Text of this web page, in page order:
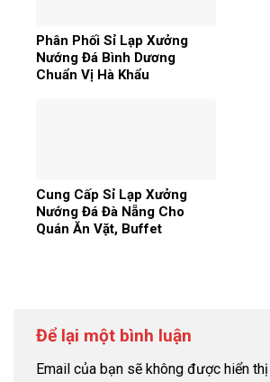
Phân Phối Sỉ Lạp Xưởng
Nướng Đá Bình Dương
Chuẩn Vị Hà Khẩu
Cung Cấp Sỉ Lạp Xưởng
Nướng Đá Đà Nẵng Cho
Quán Ăn Vặt, Buffet
Để lại một bình luận
Email của bạn sẽ không được hiển